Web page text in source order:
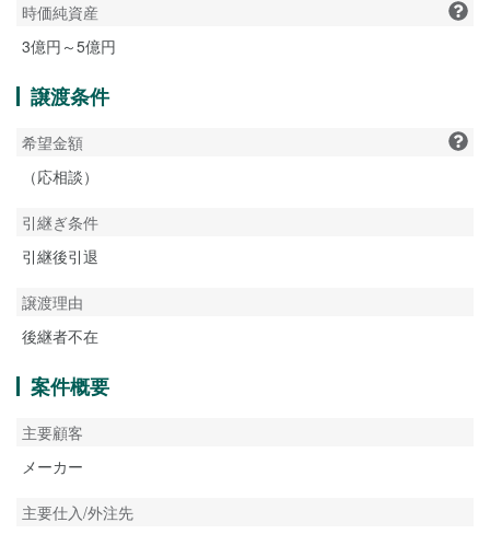
時価純資産
3億円～5億円
譲渡条件
希望金額
（応相談）
引継ぎ条件
引継後引退
譲渡理由
後継者不在
案件概要
主要顧客
メーカー
主要仕入/外注先